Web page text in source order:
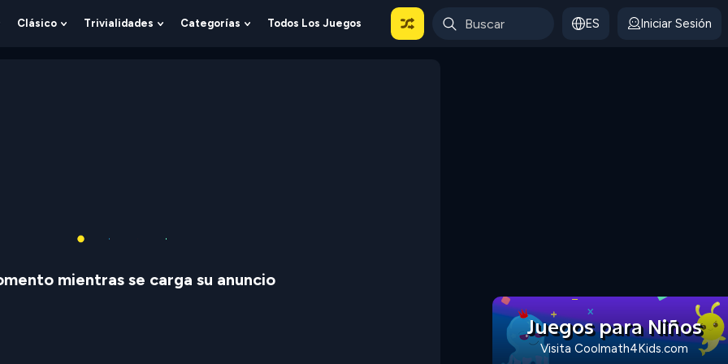
Show
Clásico
Show
Trivialidades
Show
Categorías
Show
Todos Los Juegos ES Iniciar Sesión
mientras se carga su anuncio
Juegos para Niños
Visita Coolmath4Kids.com